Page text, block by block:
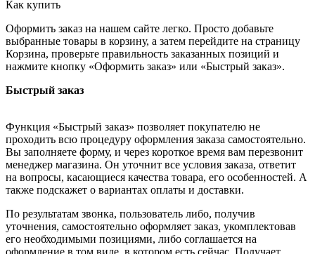
Как купить
Оформить заказ на нашем сайте легко. Просто добавьте
выбранные товары в корзину, а затем перейдите на страницу
Корзина, проверьте правильность заказанных позиций и
нажмите кнопку «Оформить заказ» или «Быстрый заказ».
Быстрый заказ
Функция «Быстрый заказ» позволяет покупателю не
проходить всю процедуру оформления заказа самостоятельно.
Вы заполняете форму, и через короткое время вам перезвонит
менеджер магазина. Он уточнит все условия заказа, ответит
на вопросы, касающиеся качества товара, его особенностей. А
также подскажет о вариантах оплаты и доставки.
По результатам звонка, пользователь либо, получив
уточнения, самостоятельно оформляет заказ, укомплектовав
его необходимыми позициями, либо соглашается на